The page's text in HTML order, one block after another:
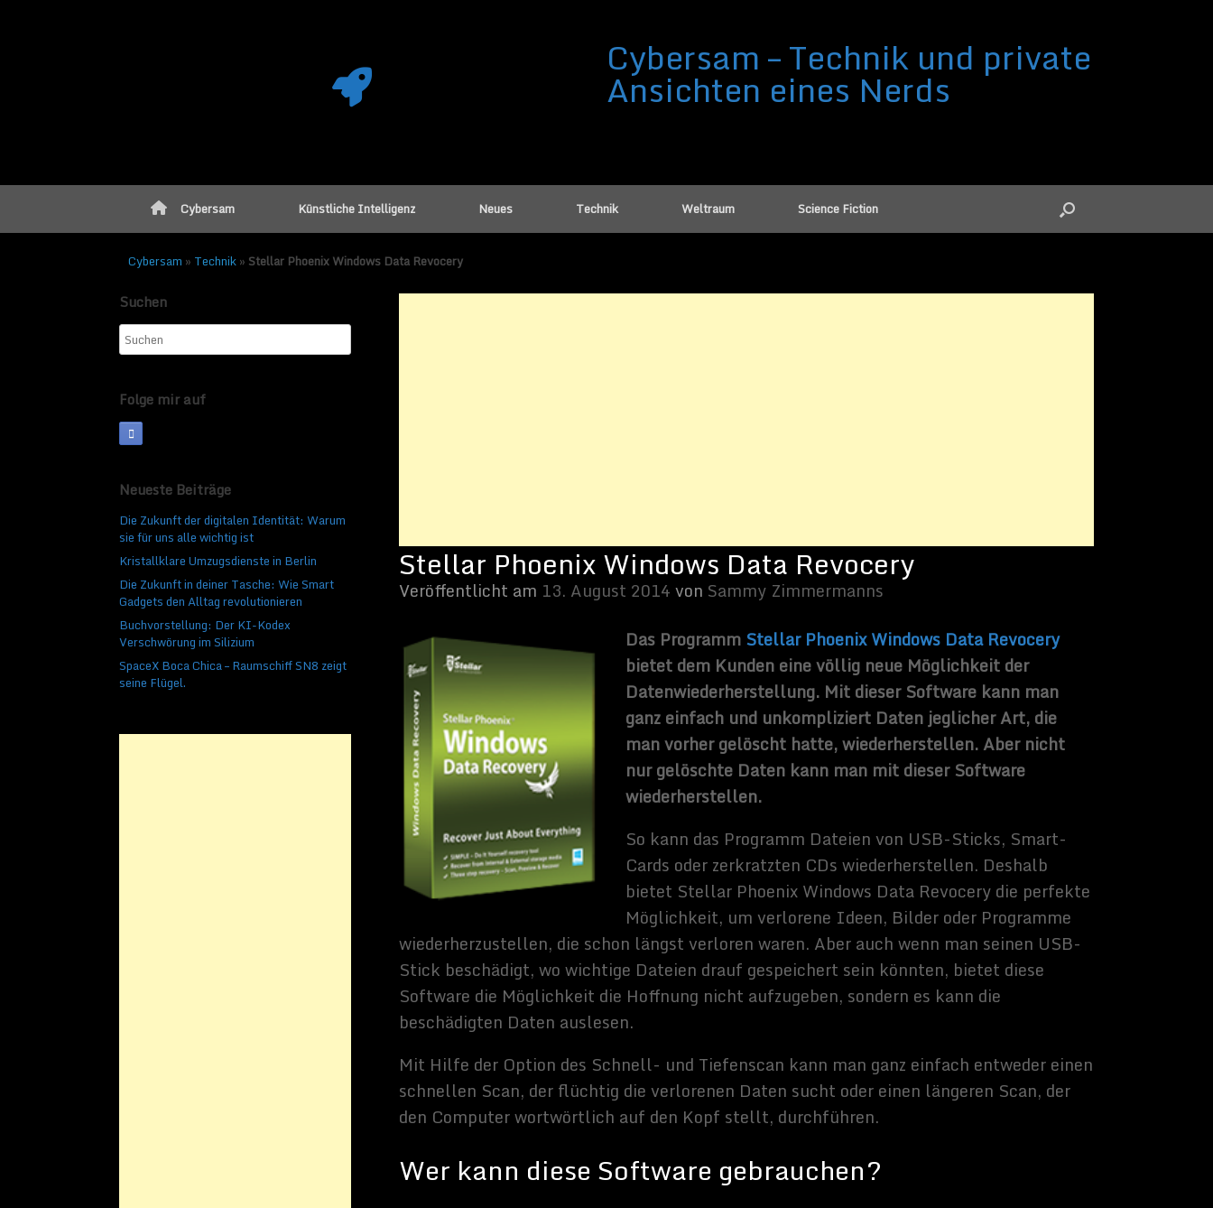
Cybersam – Technik und private
Ansichten eines Nerds
Cybersam Künstliche Intelligenz Neues Technik Weltraum Science Fiction
Cybersam » Technik» Stellar Phoenix Windows Data Revocery
nur gelöschte Daten kann man mit dieser Software
wiederherstellen.
So kann das Programm Dateien von USB-Sticks, Smart-
bietet Stellar Phoenix Windows Data Revocery die perfekte
Möglichkeit, um verlorene Ideen, Bilder oder Programme
wiederherzustellen, die schon längst verloren waren. Aber auch wenn man seinen USB-
Stick beschädigt, wo wichtige Dateien drauf gespeichert sein könnten, bietet diese
Software die Möglichkeit die Hoffnung nicht aufzugeben, sondern es kann die
beschädigten Daten auslesen.
Mit Hilfe der Option des Schnell- und Tiefenscan kann man ganz einfach entweder einen
schnellen Scan, der flüchtig die verlorenen Daten sucht oder einen längeren Scan, der
den Computer wortwörtlich auf den Kopf stellt, durchführen.
Wer kann diese Software gebrauchen?
Diese Software kann so ziemlich jeder gebrauchen, der noch ein bisschen fit im Umgang
mit Computern ist und viel mit dem Computer macht. So spricht diese Software vor
allem jüngere Leute an, da sie ihren Laptop jeden Tag benutzen, sei es zur Arbeit oder
Jeder, der seinen Laptop bei seiner Arbeit benutzt und oftmals gestresst ist, da kann es
auch leicht passieren, dass man aus dem Effekt heraus aus Versehen eine Datei löscht,
die man für die Arbeit braucht. Da bietet dieses Programm die ideale Lösung, sodass man
ganz leicht die Datei wieder aufspüren kann. Auch für Fotografen, die sehr viele Bilder
auf dem Laptop haben, kann Stellar Phoenix Windows Data Revocery von Nutzen sein.
Im Gegenteil zu älteren Leuten, die ihren Computer nie oder nur selten benutzen, ist
dieses Programm natürlich nicht geeignet. Man muss generell schon eine gewisse
Erfahrung mit Computern haben und diese oft im Alltag nutzen. Denn wenn man den
Suchen
Folge mir auf
Neueste Beiträge
Die Zukunft der digitalen Identität: Warum
sie für uns alle wichtig ist
Kristallklare Umzugsdienste in Berlin
Die Zukunft in deiner Tasche: Wie Smart
Gadgets den Alltag revolutionieren
Buchvorstellung: Der KI-Kodex
Verschwörung im Silizium
SpaceX Boca Chica – Raumschiff SN8 zeigt
seine Flügel.